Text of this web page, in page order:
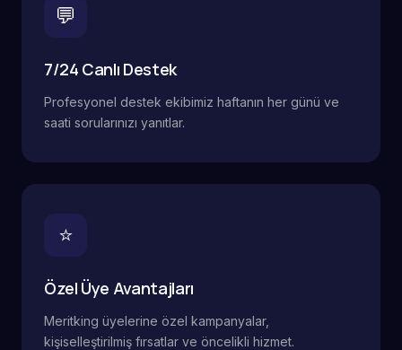
💬
7/24 Canlı Destek
Profesyonel destek ekibimiz haftanın her günü ve
saati sorularınızı yanıtlar.
⭐
Özel Üye Avantajları
Meritking üyelerine özel kampanyalar,
kişiselleştirilmiş fırsatlar ve öncelikli hizmet.